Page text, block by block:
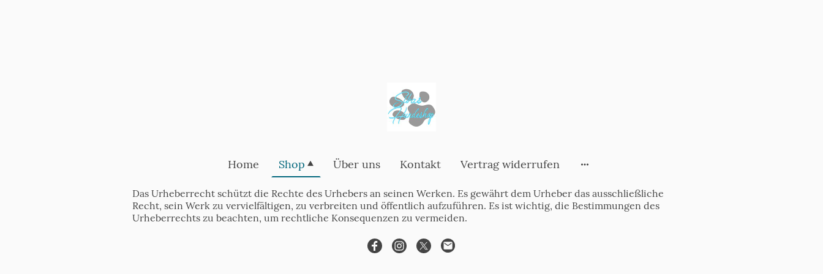
Home Shop Über uns Kontakt Vertrag widerrufen
Das Urheberrecht schützt die Rechte des Urhebers an seinen Werken. Es gewährt dem Urheber das ausschließliche
Recht, sein Werk zu vervielfältigen, zu verbreiten und öffentlich aufzuführen. Es ist wichtig, die Bestimmungen des
Urheberrechts zu beachten, um rechtliche Konsequenzen zu vermeiden.